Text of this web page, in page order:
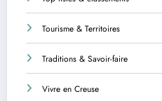
Tourisme & Territoires
Traditions & Savoir-faire
Vivre en Creuse